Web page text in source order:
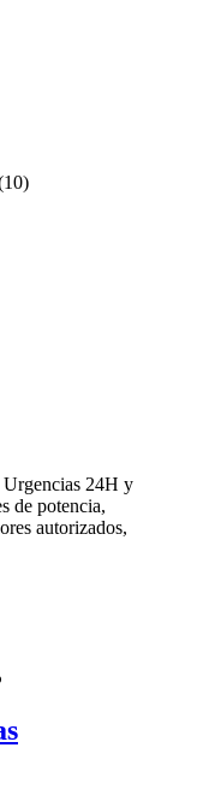
24H y
de potencia,
autorizados,